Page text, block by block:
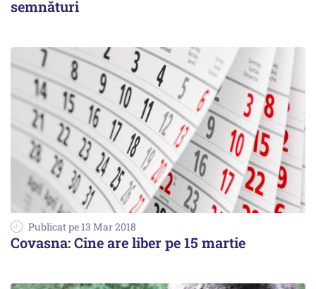
semnături
Publicat pe 13 Mar 2018
Covasna: Cine are liber pe 15 martie